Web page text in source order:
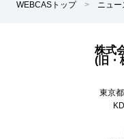
WEBCASトップ > ニュー
株式
(旧・
東京都